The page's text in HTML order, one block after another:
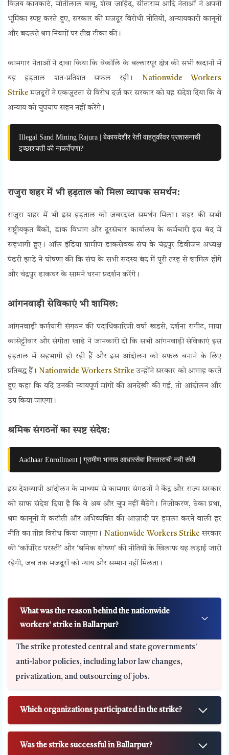
विजय कानकाटे, मोतीलाल बाबू, शेख जाहिद, सीताराम आदि नेताओं ने अपनी
भूमिका स्पष्ट करते हुए, सरकार की मजदूर विरोधी नीतियों, अन्यायकारी कानूनों
और बदलते श्रम नियमों पर तीव्र टीका की।
कामगार नेताओं ने दावा किया कि वेकोलि के बल्लारपूर क्षेत्र की सभी खदानों में
यह हड़ताल शत-प्रतिशत सफल रही। Nationwide Workers
Strikeमजदूरों ने एकजुटता से विरोध दर्ज कर सरकार को यह संदेश दिया कि वे
अन्याय को चुपचाप सहन नहीं करेंगे।
Illegal Sand Mining Rajura | बेकायदेशीर रेती वाहतुकीवर प्रशासनाची
इच्छाशक्ती की नाकर्तेपणा?
राजुरा शहर में भी हड़ताल को मिला व्यापक समर्थन:
राजुरा शहर में भी इस हड़ताल को जबरदस्त समर्थन मिला। शहर की सभी
राष्ट्रीयकृत बैंकों, डाक विभाग और दूरसंचार कार्यालय के कर्मचारी इस बंद में
सहभागी हुए। ऑल इंडिया ग्रामीण डाकसेवक संघ के चंद्रपुर डिवीजन अध्यक्ष
पंढरी झाडे ने घोषणा की कि संघ के सभी सदस्य बंद में पूरी तरह से शामिल होंगे
और चंद्रपुर डाकघर के सामने धरना प्रदर्शन करेंगे।
आंगनवाड़ी सेविकाएं भी शामिल:
आंगनवाड़ी कर्मचारी संगठन की पदाधिकारिणी वर्षा खडसे, दर्शना रागीट, माया
कासेट्टीवार और संगीता खाडे ने जानकारी दी कि सभी आंगनवाड़ी सेविकाएं इस
हड़ताल में सहभागी हो रही हैं और इस आंदोलन को सफल बनाने के लिए
प्रतिबद्ध हैं।Nationwide Workers Strikeउन्होंने सरकार को आगाह करते
हुए कहा कि यदि उनकी न्यायपूर्ण मांगों की अनदेखी की गई, तो आंदोलन और
उग्र किया जाएगा।
श्रमिक संगठनों का स्पष्ट संदेश:
Aadhaar Enrollment | ग्रामीण भागात आधारसेवा विस्ताराची नवी संधी
इस देशव्यापी आंदोलन के माध्यम से कामगार संगठनों ने केंद्र और राज्य सरकार
को साफ संदेश दिया है कि वे अब और चुप नहीं बैठेंगे। निजीकरण, ठेका प्रथा,
श्रम कानूनों में कटौती और अभिव्यक्ति की आज़ादी पर हमला करने वाली हर
नीति का तीव्र विरोध किया जाएगा। Nationwide Workers Strikeसरकार
की ‘कॉर्पोरेट परस्ती’ और ‘श्रमिक शोषण’ की नीतियों के खिलाफ यह लड़ाई जारी
रहेगी, जब तक मजदूरों को न्याय और सम्मान नहीं मिलता।
What was the reason behind the nationwide
workers' strike in Ballarpur?
The strike protested central and state governments'
anti-labor policies, including labor law changes,
privatization, and outsourcing of jobs.
Which organizations participated in the strike?
Was the strike successful in Ballarpur?